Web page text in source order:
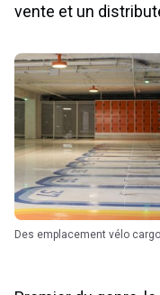
vente et un
Des emplacement vélo